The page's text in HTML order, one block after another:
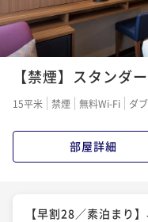
【ベストレート／素泊
素泊まり 現地決済可 事
関内駅から徒歩１分
【禁煙】スタンダ
15平米 禁煙 無料Wi-Fi ダ
部屋詳細
【早割28／素泊まり